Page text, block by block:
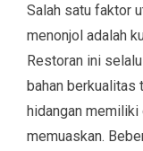
Salah satu faktor
menonjol adalah
Restoran ini
bahan berkualitas
hidangan memiliki
memuaskan.